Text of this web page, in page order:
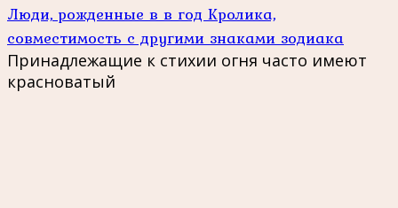
Люди, рожденные в в год Кролика,
совместимость с другими знаками зодиака
Принадлежащие к стихии огня часто имеют
красноватый